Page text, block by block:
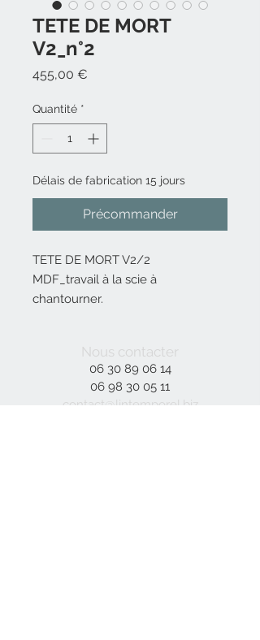
TETE DE MORT
V2_n°2
455,00 €
Quantité *
Délais de fabrication 15 jours
Précommander
TETE DE MORT V2/2
MDF_travail à la scie à
chantourner.
40x60 cm
Sur commande
Nous contacter
06 30 89 06 14
06 98 30 05 11
contact@lintemporel.biz